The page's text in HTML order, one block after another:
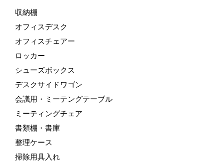
収納棚
オフィスデスク
オフィスチェアー
ロッカー
シューズボックス
デスクサイドワゴン
会議用・ミーテングテーブル
ミーティングチェア
書類棚・書庫
整理ケース
掃除用具入れ